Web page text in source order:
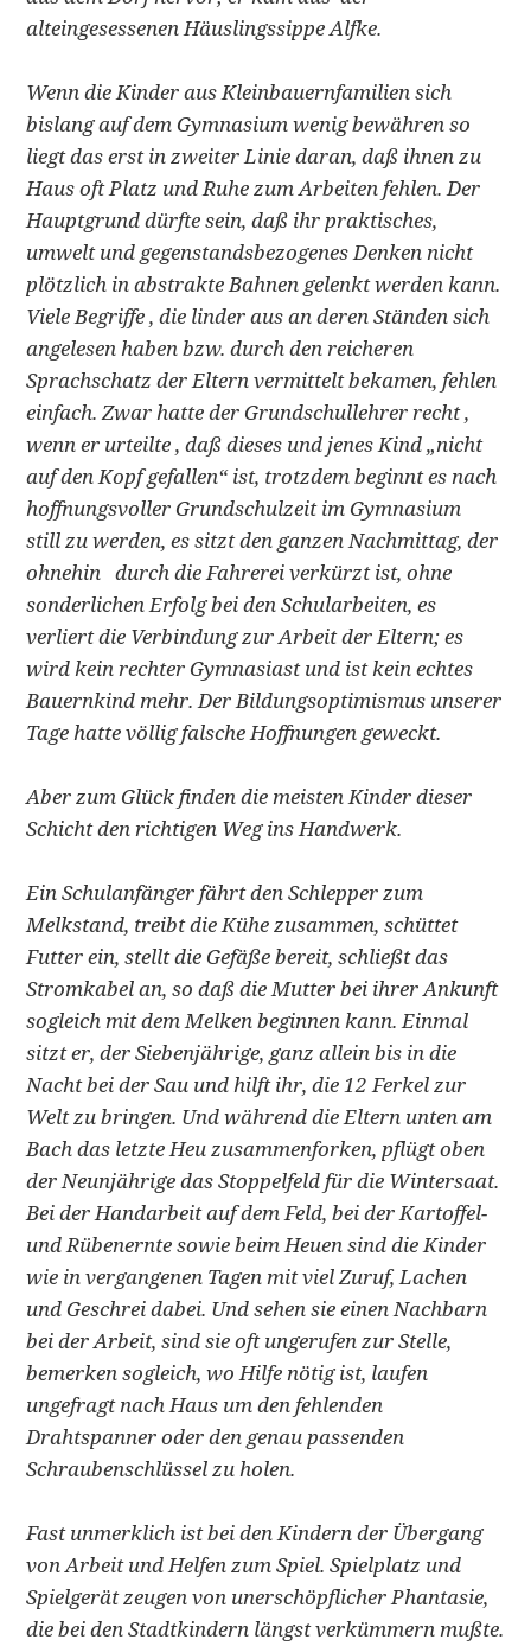
alteingesessenen Häuslingssippe Alfke.
Wenn die Kinder aus Kleinbauernfamilien sich
bislang auf dem Gymnasium wenig bewähren so
liegt das erst in zweiter Linie daran, daß ihnen zu
Haus oft Platz und Ruhe zum Arbeiten fehlen. Der
Hauptgrund dürfte sein, daß ihr praktisches,
umwelt­ und gegenstandsbezogenes Denken nicht
plötzlich in abstrakte Bahnen gelenkt werden kann.
Viele Begriffe , die linder aus an­ deren Ständen sich
angelesen haben bzw. durch den reicheren
Sprachschatz der Eltern vermittelt bekamen, fehlen
einfach. Zwar hatte der Grundschullehrer recht ,
wenn er urteilte , daß dieses und jenes Kind „nicht
auf den Kopf gefallen“ ist, trotzdem beginnt es nach
hoffnungsvoller Grundschulzeit im Gymnasium
still zu werden, es sitzt den ganzen Nachmittag, der
ohnehin durch die Fahrerei verkürzt ist, ohne
sonderlichen Erfolg bei den Schularbeiten, es
verliert die Verbindung zur Arbeit der Eltern; es
wird kein rechter Gymnasiast und ist kein echtes
Bauernkind mehr. Der Bildungsoptimismus unserer
Tage hatte völlig falsche Hoffnungen geweckt.
Aber zum Glück finden die meisten Kinder dieser
Schicht den richtigen Weg ins Handwerk.
Ein Schulanfänger fährt den Schlepper zum
Melkstand, treibt die Kühe zusammen, schüttet
Futter ein, stellt die Gefäße bereit, schließt das
Stromkabel an, so daß die Mutter bei ihrer Ankunft
sogleich mit dem Melken beginnen kann. Einmal
sitzt er, der Siebenjährige, ganz allein bis in die
Nacht bei der Sau und hilft ihr, die 12 Ferkel zur
Welt zu bringen. Und während die Eltern unten am
Bach das letzte Heu zusammenforken, pflügt oben
der Neunjährige das Stoppelfeld für die Wintersaat.
Bei der Handarbeit auf dem Feld, bei der Kartoffel-
und Rübenernte sowie beim Heuen sind die Kinder
wie in vergangenen Tagen mit viel Zuruf, Lachen
und Geschrei dabei. Und sehen sie einen Nachbarn
bei der Arbeit, sind sie oft ungerufen zur Stelle,
bemerken sogleich, wo Hilfe nötig ist, laufen
ungefragt nach Haus um den fehlenden
Drahtspanner oder den genau passenden
Schraubenschlüssel zu holen.
Fast unmerklich ist bei den Kindern der Übergang
von Arbeit und Helfen zum Spiel. Spielplatz und
Spielgerät zeugen von unerschöpflicher Phantasie,
die bei den Stadtkindern längst verkümmern mußte.